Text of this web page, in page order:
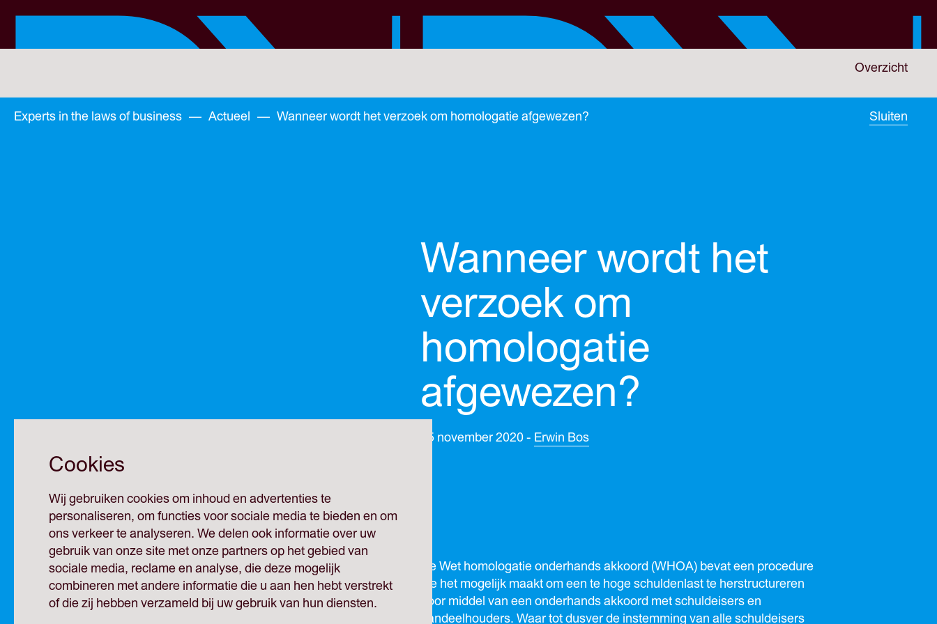
here:
Overzicht
You
Experts in the laws of business — Actueel — Wanneer wordt het verzoek om homologatie afgewezen? Sluiten
Wanneer wordt het
verzoek om
homologatie
afgewezen?
25 november 2020 - Erwin Bos
De Wet homologatie onderhands akkoord (WHOA) bevat een procedure
die het mogelijk maakt om een te hoge schuldenlast te herstructureren
door middel van een onderhands akkoord met schuldeisers en
aandeelhouders. Waar tot dusver de instemming van alle schuldeisers
Cookies
Wij gebruiken cookies om inhoud en advertenties te
personaliseren, om functies voor sociale media te bieden en om
ons verkeer te analyseren. We delen ook informatie over uw
gebruik van onze site met onze partners op het gebied van
sociale media, reclame en analyse, die deze mogelijk
combineren met andere informatie die u aan hen hebt verstrekt
of die zij hebben verzameld bij uw gebruik van hun diensten.